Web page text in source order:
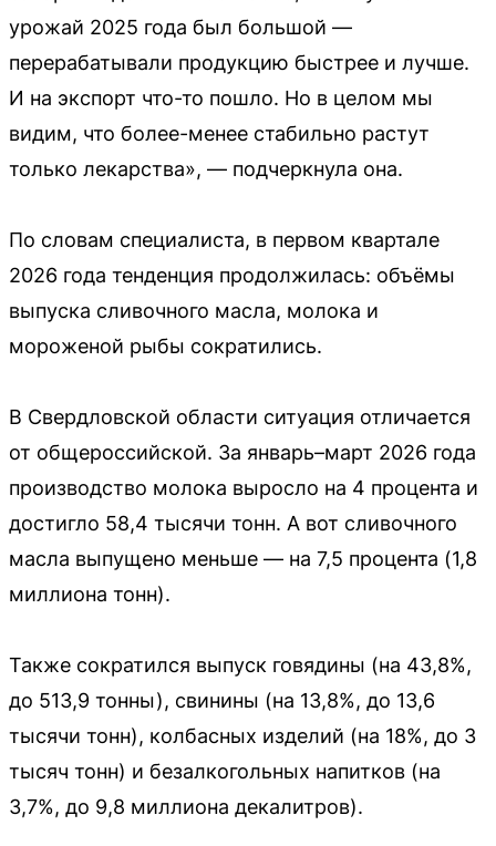
урожай 2025 года был большой —
перерабатывали продукцию быстрее и лучше.
И на экспорт что-то пошло. Но в целом мы
видим, что более-менее стабильно растут
только лекарства», — подчеркнула она.
По словам специалиста, в первом квартале
2026 года тенденция продолжилась: объёмы
выпуска сливочного масла, молока и
мороженой рыбы сократились.
В Свердловской области ситуация отличается
от общероссийской. За январь–март 2026 года
производство молока выросло на 4 процента и
достигло 58,4 тысячи тонн. А вот сливочного
масла выпущено меньше — на 7,5 процента (1,8
миллиона тонн).
Также сократился выпуск говядины (на 43,8%,
до 513,9 тонны), свинины (на 13,8%, до 13,6
тысячи тонн), колбасных изделий (на 18%, до 3
тысяч тонн) и безалкогольных напитков (на
3,7%, до 9,8 миллиона декалитров).